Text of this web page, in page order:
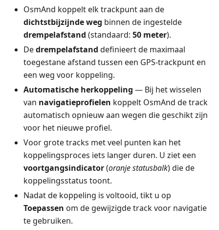
OsmAnd koppelt elk trackpunt aan de
dichtstbijzijnde weg binnen de ingestelde
drempelafstand (standaard: 50 meter).
Dedrempelafstand definieert de maximaal
toegestane afstand tussen een GPS-trackpunt en
een weg voor koppeling.
Automatische herkoppeling — Bij het wisselen
van navigatieprofielen koppelt OsmAnd de track
automatisch opnieuw aan wegen die geschikt zijn
voor het nieuwe profiel.
Voor grote tracks met veel punten kan het
koppelingsproces iets langer duren. U ziet een
voortgangsindicator(oranje statusbalk) die de
koppelingsstatus toont.
Nadat de koppeling is voltooid, tikt u op
Toepassen om de gewijzigde track voor navigatie
te gebruiken.